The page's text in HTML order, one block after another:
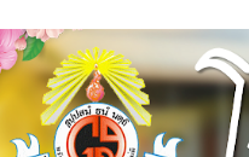
Skip to main content